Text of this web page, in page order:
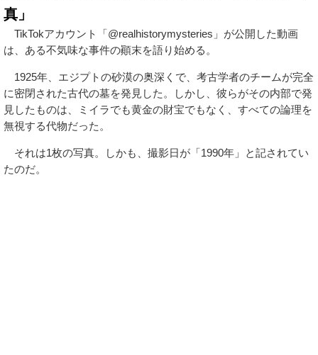
真」
TikTokアカウント「@realhistorymysteries」が公開した動画
は、ある不気味な事件の顚末を語り始める。
1925年、エジプトの砂漠の奥深くで、考古学者のチームが完全
に密閉された古代の墓を発見した。しかし、彼らがその内部で発
見したものは、ミイラでも黄金の財宝でもなく、すべての論理を
無視する代物だった。
それは1枚の写真。しかも、撮影日が「1990年」と記されてい
たのだ。